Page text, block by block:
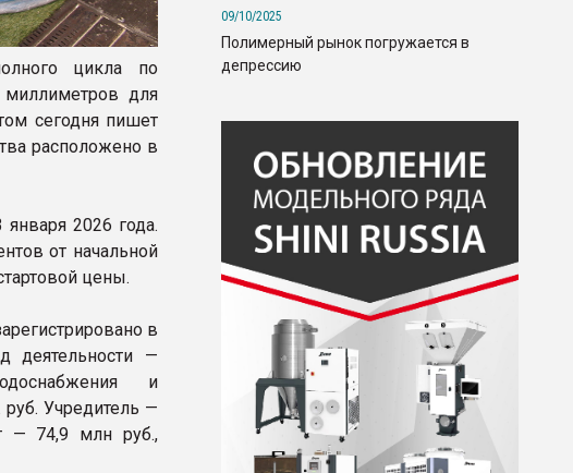
цикла по
для
сегодня пишет
расположено в
2026 года.
от начальной
цены.
в
деятельности —
и
Учредитель —
— 74,9 млн руб.,
09/10/2025
Полимерный рынок погружается в
депрессию